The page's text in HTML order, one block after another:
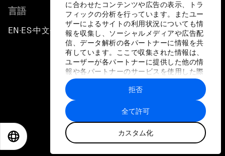
に合わせたコンテンツや広告の表示、トラ
フィックの分析を行っています。またユー
ザーによるサイトの利用状況についても情
報を収集し、ソーシャルメディアや広告配
信、データ解析の各パートナーに情報を共
有しています。ここで収集された情報は、
ユーザーが各パートナーに提供した他の情
報や各パートナーのサービスを使用した際
に収集された情報と組み合わされ、各パー
トナーによって使用されることがありま
す。
全て許可
カスタム化
拒否
言語
EN ▪ ES▪中文▪ 日本語
プライバシーポリシーと利用規約
サイトマップ
©
世界経済フォーラム